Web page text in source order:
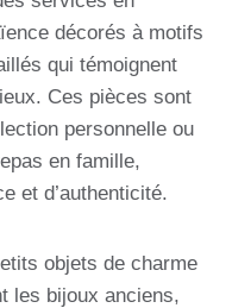
décorés à motifs
qui témoignent
Ces pièces sont
personnelle ou
en famille,
et d’authenticité.
objets de charme
les bijoux anciens,